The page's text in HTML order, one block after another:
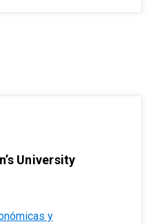
University
y